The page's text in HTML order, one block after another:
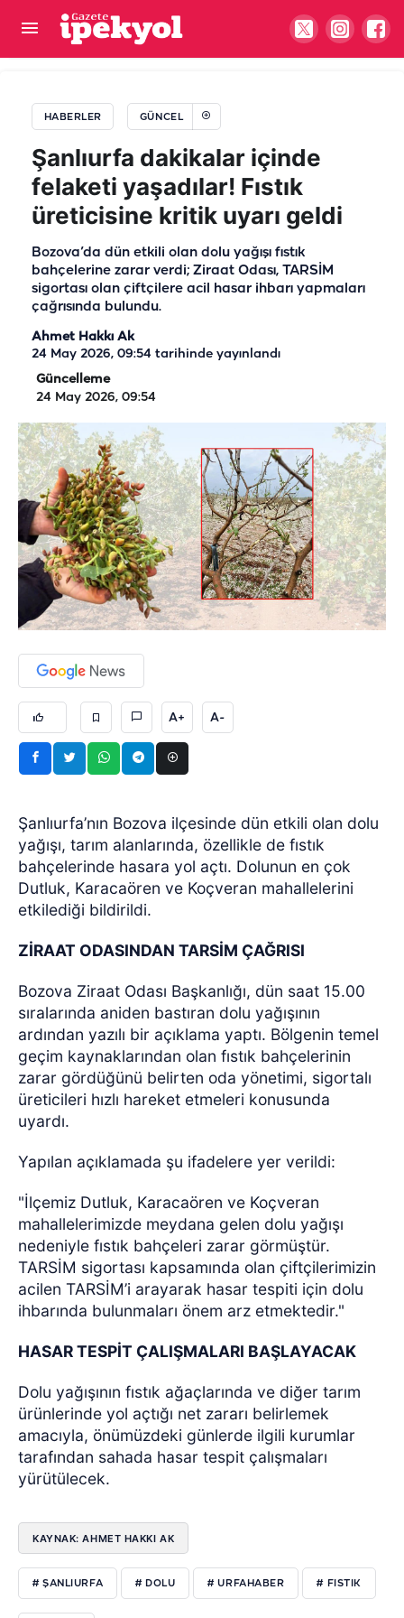
HABERLER GÜNCEL
Şanlıurfa dakikalar içinde
felaketi yaşadılar! Fıstık
üreticisine kritik uyarı geldi
Bozova’da dün etkili olan dolu yağışı fıstık
bahçelerine zarar verdi; Ziraat Odası, TARSİM
sigortası olan çiftçilere acil hasar ihbarı yapmaları
çağrısında bulundu.
Ahmet Hakkı Ak
24 May 2026, 09:54 tarihinde yayınlandı
Güncelleme
24 May 2026, 09:54
A+ A-
Şanlıurfa’nın Bozova ilçesinde dün etkili olan dolu
yağışı, tarım alanlarında, özellikle de fıstık
bahçelerinde hasara yol açtı. Dolunun en çok
Dutluk, Karacaören ve Koçveran mahallelerini
etkilediği bildirildi.
ZİRAAT ODASINDAN TARSİM ÇAĞRISI
Bozova Ziraat Odası Başkanlığı, dün saat 15.00
sıralarında aniden bastıran dolu yağışının
ardından yazılı bir açıklama yaptı. Bölgenin temel
geçim kaynaklarından olan fıstık bahçelerinin
zarar gördüğünü belirten oda yönetimi, sigortalı
üreticileri hızlı hareket etmeleri konusunda
uyardı.
Yapılan açıklamada şu ifadelere yer verildi:
"İlçemiz Dutluk, Karacaören ve Koçveran
mahallelerimizde meydana gelen dolu yağışı
nedeniyle fıstık bahçeleri zarar görmüştür.
TARSİM sigortası kapsamında olan çiftçilerimizin
acilen TARSİM’i arayarak hasar tespiti için dolu
ihbarında bulunmaları önem arz etmektedir."
HASAR TESPİT ÇALIŞMALARI BAŞLAYACAK
Dolu yağışının fıstık ağaçlarında ve diğer tarım
ürünlerinde yol açtığı net zararı belirlemek
amacıyla, önümüzdeki günlerde ilgili kurumlar
tarafından sahada hasar tespit çalışmaları
yürütülecek.
KAYNAK: AHMET HAKKI AK
# ŞANLIURFA # DOLU # URFAHABER # FISTIK
Urfa’dan Cizre'ye yönlendirilen aileden yürek